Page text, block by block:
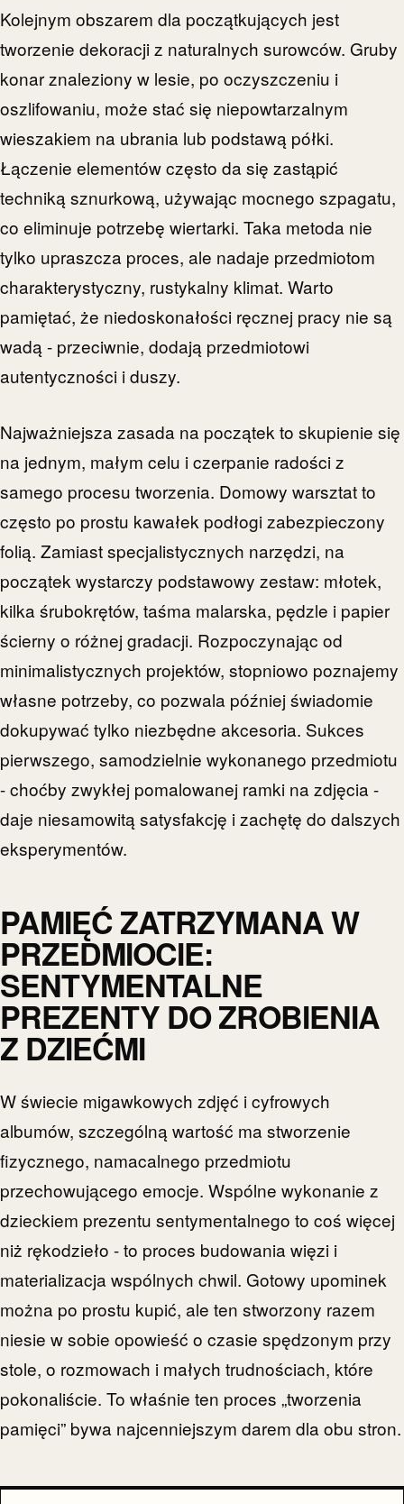
Kolejnym obszarem dla początkujących jest
tworzenie dekoracji z naturalnych surowców. Gruby
konar znaleziony w lesie, po oczyszczeniu i
oszlifowaniu, może stać się niepowtarzalnym
wieszakiem na ubrania lub podstawą półki.
Łączenie elementów często da się zastąpić
techniką sznurkową, używając mocnego szpagatu,
co eliminuje potrzebę wiertarki. Taka metoda nie
tylko upraszcza proces, ale nadaje przedmiotom
charakterystyczny, rustykalny klimat. Warto
pamiętać, że niedoskonałości ręcznej pracy nie są
wadą - przeciwnie, dodają przedmiotowi
autentyczności i duszy.
Najważniejsza zasada na początek to skupienie się
na jednym, małym celu i czerpanie radości z
samego procesu tworzenia. Domowy warsztat to
często po prostu kawałek podłogi zabezpieczony
folią. Zamiast specjalistycznych narzędzi, na
początek wystarczy podstawowy zestaw: młotek,
kilka śrubokrętów, taśma malarska, pędzle i papier
ścierny o różnej gradacji. Rozpoczynając od
minimalistycznych projektów, stopniowo poznajemy
własne potrzeby, co pozwala później świadomie
dokupywać tylko niezbędne akcesoria. Sukces
pierwszego, samodzielnie wykonanego przedmiotu
- choćby zwykłej pomalowanej ramki na zdjęcia -
daje niesamowitą satysfakcję i zachętę do dalszych
eksperymentów.
PAMIĘĆ ZATRZYMANA W
PRZEDMIOCIE:
SENTYMENTALNE
PREZENTY DO ZROBIENIA
Z DZIEĆMI
W świecie migawkowych zdjęć i cyfrowych
albumów, szczególną wartość ma stworzenie
fizycznego, namacalnego przedmiotu
przechowującego emocje. Wspólne wykonanie z
dzieckiem prezentu sentymentalnego to coś więcej
niż rękodzieło - to proces budowania więzi i
materializacja wspólnych chwil. Gotowy upominek
można po prostu kupić, ale ten stworzony razem
niesie w sobie opowieść o czasie spędzonym przy
stole, o rozmowach i małych trudnościach, które
pokonaliście. To właśnie ten proces „tworzenia
pamięci” bywa najcenniejszym darem dla obu stron.